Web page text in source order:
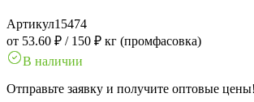
Артикул15474
от 53.60 ₽ / 150 ₽ кг (промфасовка)
В наличии
Отправьте заявку и получите оптовые цены!